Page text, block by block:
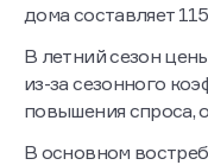
дома составляет
В летний сезон
из-за сезонного
повышения спроса,
В основном